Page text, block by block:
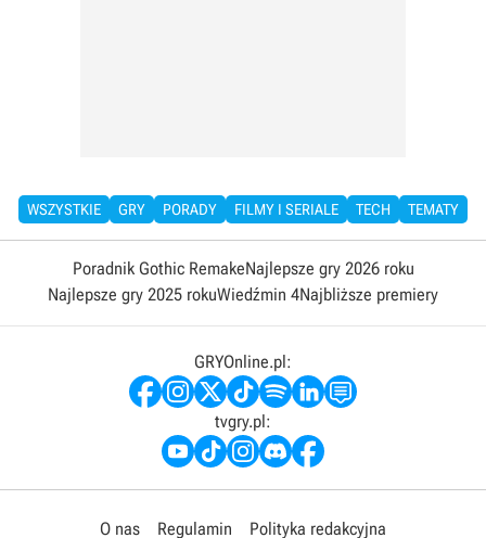
WSZYSTKIE GRY PORADY FILMY I SERIALE TECH TEMATY
Poradnik Gothic RemakeNajlepsze gry 2026 roku
Najlepsze gry 2025 rokuWiedźmin 4Najbliższe premiery
GRYOnline.pl:
tvgry.pl:
O nas Regulamin Polityka redakcyjna